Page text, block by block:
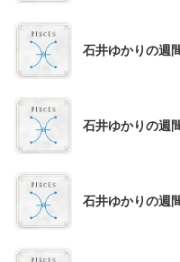
石井ゆかりの週
石井ゆかりの週
石井ゆかりの週